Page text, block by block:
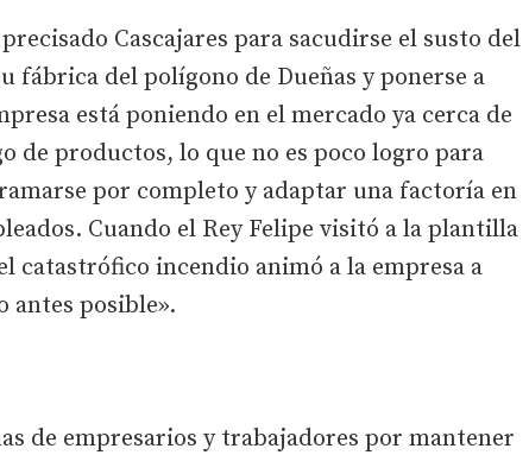
Cascajares para sacudirse el susto del
fábrica del polígono de Dueñas y ponerse a
está poniendo en el mercado ya cerca de
de productos, lo que no es poco logro para
por completo y adaptar una factoría en
Cuando el Rey Felipe visitó a la plantilla
catastrófico incendio animó a la empresa a
antes posible».
de empresarios y trabajadores por mantener